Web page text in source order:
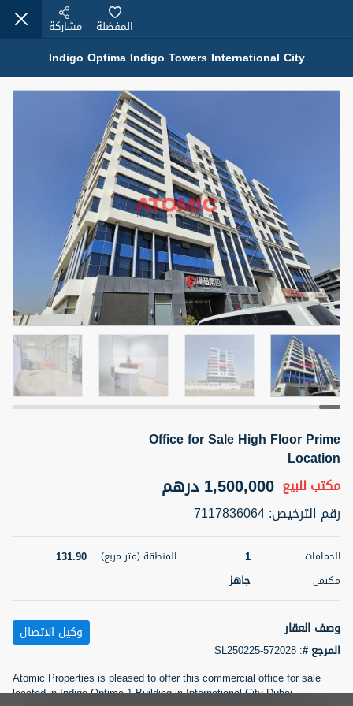
1,350,000 درهم
4
سرير
1
حمام
2
المنطقة (متر
مربع)
75.43
المعروض
مفروش/ة جزئيا
حالة
جاهز
اسم الوسيط
MOHAMMED ARSHAD SAIYED
رقم الوسيط
أتصل الأن
5 أشهر +
2BR Golf, Pool & Villa View | 3 Bathrooms | 1,274.77 Sq
Ft | Ellington House II
شقة للبيع 4,100,000 درهم
2
3
مربع)
118.34
المعروض
غير مفروش /ة
اسم الوسيط
TATIANA VEBER
رقم الوسيط
5 أشهر +
Indigo Optima Indigo Towers International City
المفضلة مشاركة
Office for Sale High Floor Prime
Location
مكتب للبيع 1,500,000 درهم
رقم الترخيص:
7117836064
الحمامات 1 المنطقة (متر مربع) 131.90
مكتمل جاهز
وصف العقار
المرجع #:
SL250225-572028
وكيل الاتصال
Atomic Properties is pleased to offer this commercial office for sale
located in Indigo Optima 1 Building in International City Dubai
تصفية